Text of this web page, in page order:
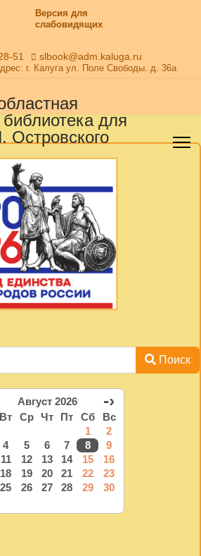
Версия для
слабовидящих
51 slbook@adm.kaluga.ru
г. Калуга ул. Поле Свободы. д. 36а
Поиск
Август 2026 -›
Вт Ср Чт Пт Сб
Вс
1
2
4 5 6 7 8
9
11 12 13 14 15
16
18 19 20 21 22
23
25 26 27 28 29
30